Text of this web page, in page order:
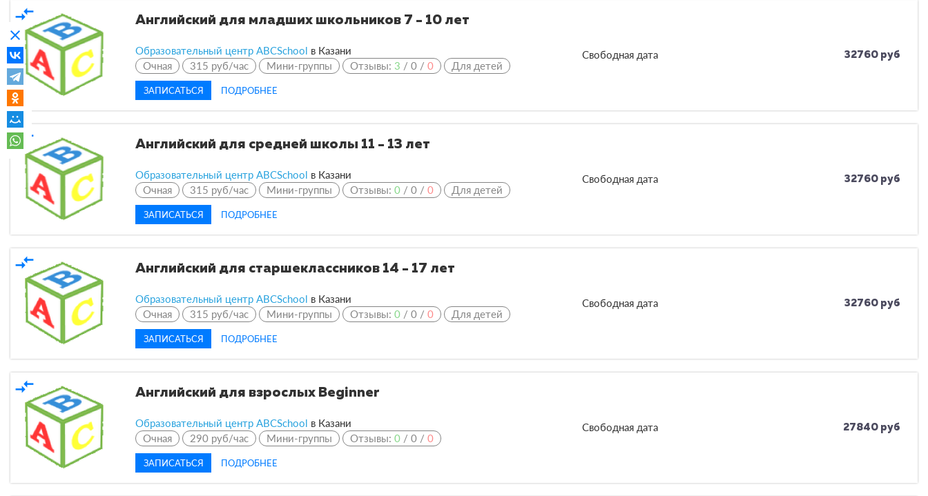
clear
compare_arrows Английский для младших школьников 7 - 10 лет
Образовательный центр ABCSchool в Казани
Очная
315 руб/час Мини-группы Отзывы: 3 / 0 / 0 Для детей
ЗАПИСАТЬСЯ ПОДРОБНЕЕ
Свободная дата 32760 руб
compare_arrows Английский для средней школы 11 - 13 лет
Образовательный центр ABCSchool в Казани
Очная
315 руб/час Мини-группы Отзывы: 0 / 0 / 0 Для детей
ЗАПИСАТЬСЯ ПОДРОБНЕЕ
Свободная дата 32760 руб
compare_arrows Английский для старшеклассников 14 - 17 лет
Образовательный центр ABCSchool в Казани
Очная
315 руб/час Мини-группы Отзывы: 0 / 0 / 0 Для детей
ЗАПИСАТЬСЯ ПОДРОБНЕЕ
Свободная дата 32760 руб
compare_arrows Английский для взрослых Beginner
Образовательный центр ABCSchool в Казани
Очная
290 руб/час Мини-группы Отзывы: 0 / 0 / 0
ЗАПИСАТЬСЯ ПОДРОБНЕЕ
Свободная дата 27840 руб